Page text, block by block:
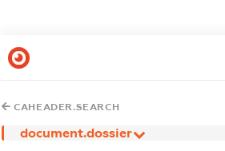
CAHEADER.SEARCH
document.dossier